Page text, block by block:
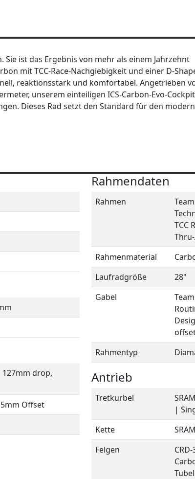
ist das Ergebnis von mehr als einem Jahrzehnt
mit TCC-Race-Nachgiebigkeit und einer D-
reaktionsstark und komfortabel. Angetrieben
unserem einteiligen ICS-Carbon-Evo-
Dieses Rad setzt den Standard für den
127mm drop,
Offset
Rahmendaten
Rahmen
TCC
Rahmenmaterial
Laufradgröße
28"
Gabel
Rahmentyp
Antrieb
Tretkurbel
|
Kette
Felgen